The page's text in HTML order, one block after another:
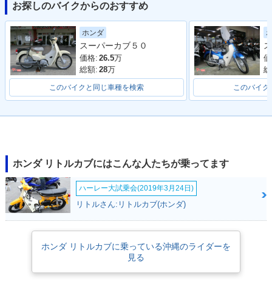
2007年 Little Cub
セルフスターター併
用・マイナーチェン
ジ
2007年 Little Cub
キックタイプ・マイ
ナーチェンジ
2005年 Little Cub
Special セルフスタ
ーター併用・特別・
限定仕様
Special キックタイ
プ・特別・限定仕様
セルフスターター併
用・カラーチェンジ
キックタイプ・カラ
ーチェンジ
2002年 Little Cub
お探しのバイクからのおすすめ
ホンダ
スーパーカブ５０
価格: 26.5万
総額: 28万
このバイクと同じ車種を検索 このバイク
ホンダ リトルカブにはこんな人たちが乗ってます
ハーレー大試乗会(2019年3月24日)
リトルさん:リトルカブ(ホンダ)
ホンダ リトルカブに乗っている沖縄のライダーを
見る